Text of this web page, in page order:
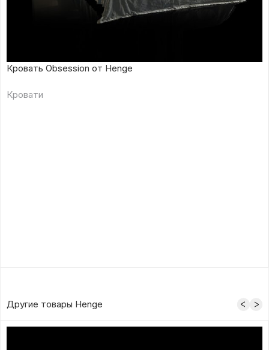
Кровать Obsession от Henge
Кровати
Другие товары Henge